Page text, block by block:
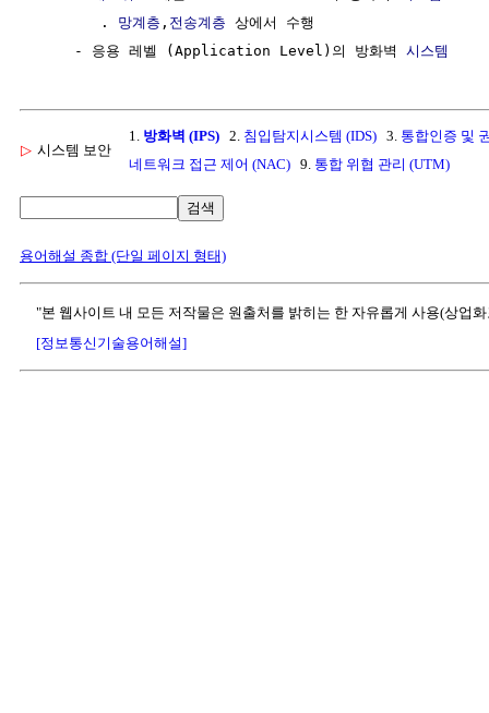
        .
망계층 , 전송계층 상에서 수행
     - 응용 레벨 (Application Level)의 방화벽
시스템
▷ 시스템 보안
1. 방화벽 (IPS) 2. 침입탐지시스템 (IDS) 3. 통합인증 및
네트워크 접근 제어 (NAC) 9. 통합 위협 관리 (UTM)
검색
용어해설 종합 (단일 페이지 형태)
"본 웹사이트 내 모든 저작물은 원출처를 밝히는 한 자유롭게 사용(상업
[정보통신기술용어해설]